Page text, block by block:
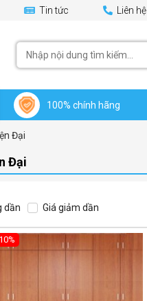
Tin tức Liên hệ
100% chính hãng
Đại
Đại
dần Giá giảm dần